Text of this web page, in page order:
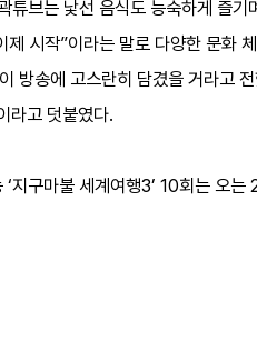
튜브는 낯선 음식도 능숙하게 즐
제 시작”이라는 말로 다양한 문
방송에 고스란히 담겼을 거라고
라고 덧붙였다.
지구마불 세계여행3’ 10회는 오